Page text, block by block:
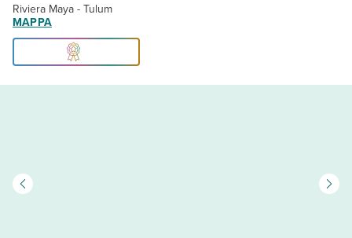
Riviera Maya - Tulum
MAPPA